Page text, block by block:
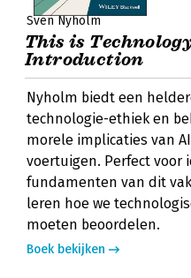
Sven Nyholm
This is
Introduction
Nyholm biedt een
technologie-ethiek en
morele implicaties van
voertuigen. Perfect voor
fundamenten van dit
leren hoe we
moeten beoordelen.
Boek bekijken